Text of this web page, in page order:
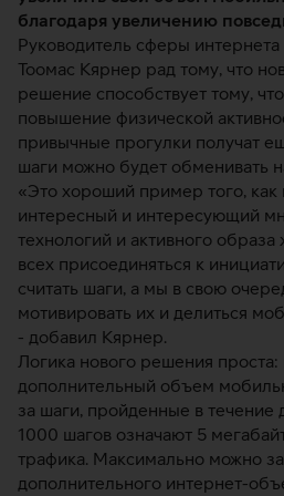
благодаря увеличению
Руководитель сферы
Тоомас Кярнер рад тому, что
решение способствует тому,
повышение физической
привычные прогулки получат
шаги можно будет обменивать
«Это хороший пример того, как
интересный и интересующий
технологий и активного
всех присоединяться к
считать шаги, а мы в свою
мотивировать их и делиться
- добавил Кярнер.
Логика нового решения проста:
дополнительный объем
за шаги, пройденные в течение
1000 шагов означают 5
трафика. Максимально можно
дополнительного интернет-